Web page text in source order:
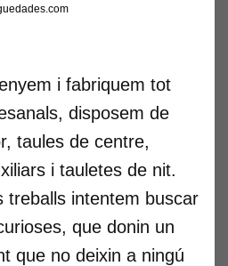
i fabriquem tot
disposem de
taules de centre,
i tauletes de nit.
treballs intentem buscar
que donin un
que no deixin a ningú